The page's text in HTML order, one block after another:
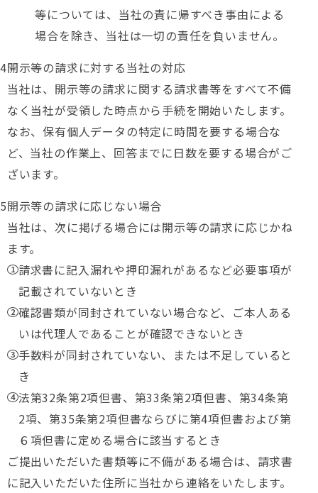
等については、当社の責に帰すべき事由による
場合を除き、当社は一切の責任を負いません。
開示等の請求に対する当社の対応
当社は、開示等の請求に関する請求書等をすべて不備
なく当社が受領した時点から手続を開始いたします。
なお、保有個人データの特定に時間を要する場合な
ど、当社の作業上、回答までに日数を要する場合がご
ざいます。
開示等の請求に応じない場合
当社は、次に掲げる場合には開示等の請求に応じかね
ます。
請求書に記入漏れや押印漏れがあるなど必要事項が
記載されていないとき
確認書類が同封されていない場合など、ご本人ある
いは代理人であることが確認できないとき
手数料が同封されていない、または不足していると
き
法第32条第2項但書、第33条第2項但書、第34条第
2項、第35条第2項但書ならびに第4項但書および第
６項但書に定める場合に該当するとき
ご提出いただいた書類等に不備がある場合は、請求書
に記入いただいた住所に当社から連絡をいたします。